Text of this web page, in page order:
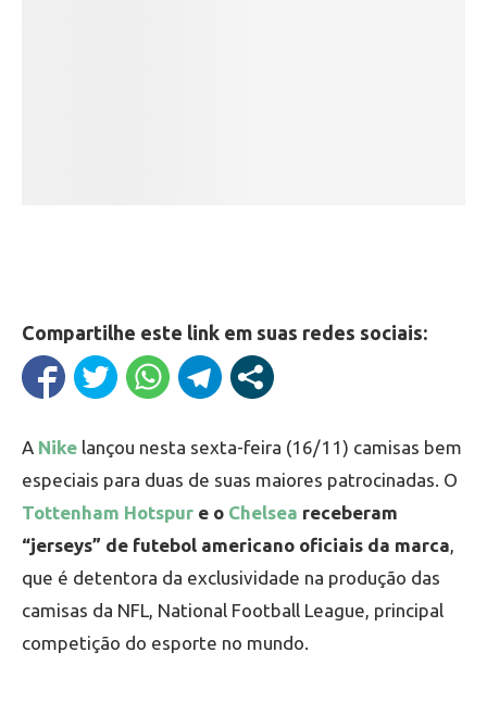
Compartilhe este link em suas redes sociais:
A Nike lançou nesta sexta-feira (16/11) camisas bem
especiais para duas de suas maiores patrocinadas. O
Tottenham Hotspur e o Chelsea receberam
“jerseys” de futebol americano oficiais da marca,
que é detentora da exclusividade na produção das
camisas da NFL, National Football League, principal
competição do esporte no mundo.